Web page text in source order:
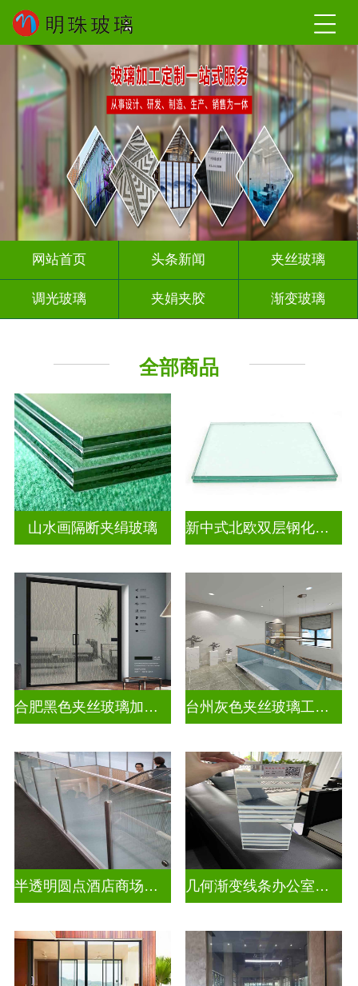
网站首页 头条新闻 夹丝玻璃
调光玻璃 夹娟夹胶 渐变玻璃
全部商品
山水画隔断夹绢玻璃 新中式北欧双层钢化夹胶
合肥黑色夹丝玻璃加工厂 台州灰色夹丝玻璃工厂招聘
半透明圆点酒店商场彩色渐变玻璃 几何渐变线条办公室彩色渐变玻璃